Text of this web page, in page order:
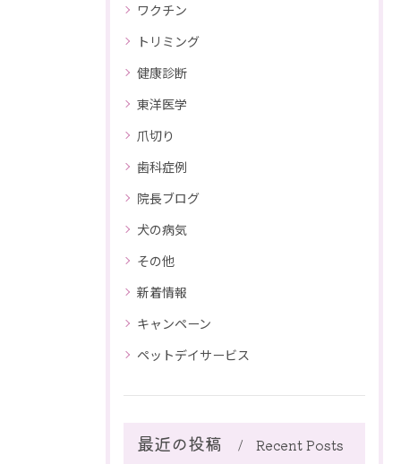
ワクチン
トリミング
健康診断
東洋医学
爪切り
歯科症例
院長ブログ
犬の病気
その他
新着情報
キャンペーン
ペットデイサービス
最近の投稿 Recent Posts